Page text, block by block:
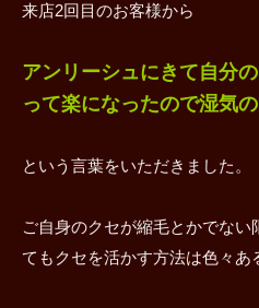
来店2回目のお客様から
アンリーシュにきて自分
って楽になったので湿気
という言葉をいただきました。
ご自身のクセが縮毛とかでない
てもクセを活かす方法は色々あ